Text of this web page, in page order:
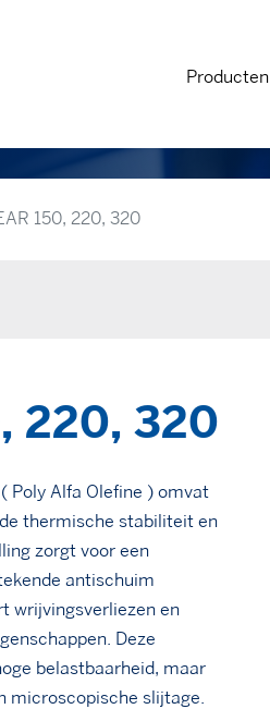
Producten
150, 220, 320
220, 320
Poly Alfa Olefine ) omvat
thermische stabiliteit en
zorgt voor een
antischuim
wrijvingsverliezen en
Deze
belastbaarheid, maar
microscopische slijtage.